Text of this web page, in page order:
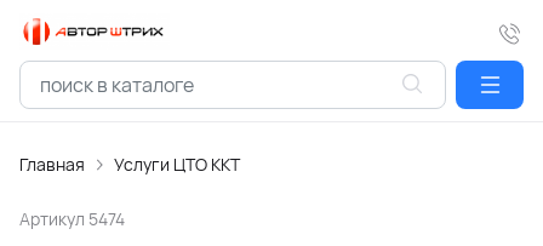
Главная Услуги ЦТО ККТ
Артикул 5474